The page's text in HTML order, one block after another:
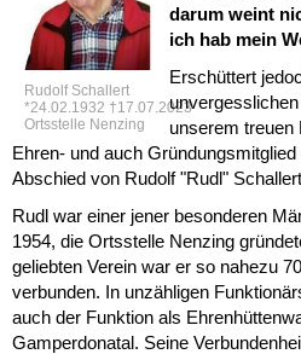
Rudolf Schallert
*24.02.1932 †17.07.2023
Ortsstelle Nenzing
darum weint
ich hab mein
Erschüttert
unserem treuen
Ehren- und auch
Abschied von Rudolf "Rudl"
Rudl war einer jener besonderen
1954, die Ortsstelle Nenzing
geliebten Verein war er so nahezu
verbunden. In unzähligen
auch der Funktion als
Gamperdonatal. Seine